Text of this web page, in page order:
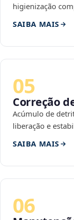
higienização
SAIBA MAIS
05
Correção
Acúmulo de
liberação e
SAIBA MAIS
06